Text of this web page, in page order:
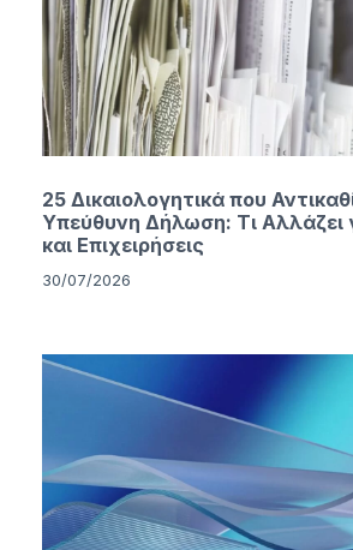
25 Δικαιολογητικά που
Υπεύθυνη Δήλωση: Τι Αλλάζει
και Επιχειρήσεις
30/07/2026